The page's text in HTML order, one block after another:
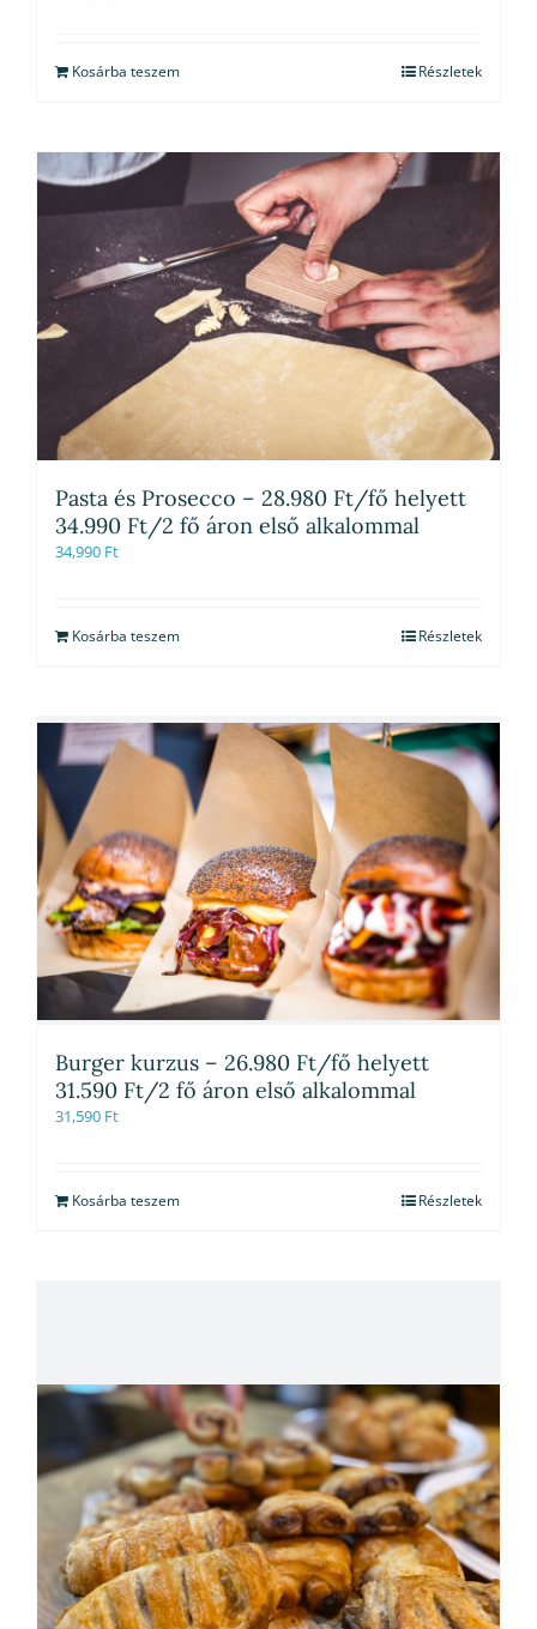
Kosárba teszem Részletek
Pasta és Prosecco – 28.980 Ft/fő helyett
34.990 Ft/2 fő áron első alkalommal
34,990 Ft
Kosárba teszem Részletek
Burger kurzus – 26.980 Ft/fő helyett
31.590 Ft/2 fő áron első alkalommal
31,590 Ft
Kosárba teszem Részletek